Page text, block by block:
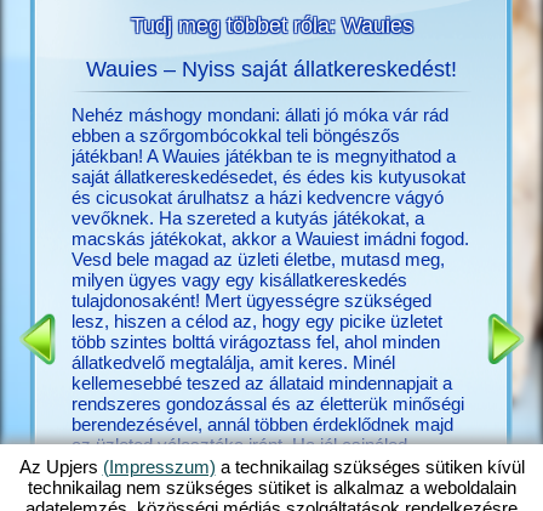
Tudj meg többet róla: Wauies
Wauies – Nyiss saját állatkereskedést!
Nehéz máshogy mondani: állati jó móka vár rád
ebben a szőrgombócokkal teli böngészős
játékban! A Wauies játékban te is megnyithatod a
saját állatkereskedésedet, és édes kis kutyusokat
és cicusokat árulhatsz a házi kedvencre vágyó
vevőknek. Ha szereted a kutyás játékokat, a
macskás játékokat, akkor a Wauiest imádni fogod.
Vesd bele magad az üzleti életbe, mutasd meg,
milyen ügyes vagy egy kisállatkereskedés
tulajdonosaként! Mert ügyességre szükséged
lesz, hiszen a célod az, hogy egy picike üzletet
több szintes bolttá virágoztass fel, ahol minden
állatkedvelő megtalálja, amit keres. Minél
kellemesebbé teszed az állataid mindennapjait a
rendszeres gondozással és az életterük minőségi
berendezésével, annál többen érdeklődnek majd
az üzleted választéka iránt. Ha jól csinálod,
hatalmas tolongás lesz a boltodban. Ne sajnáld hát
az időt, tedd boldoggá a csivaváidat egy kis
játékkal, adj enni a labradoroknak, gondozd a
játék,
más,
az
animált
legyen,
új
is
Az Upjers (Impresszum) a technikailag szükséges sütiken kívül
technikailag nem szükséges sütiket is alkalmaz a weboldalain